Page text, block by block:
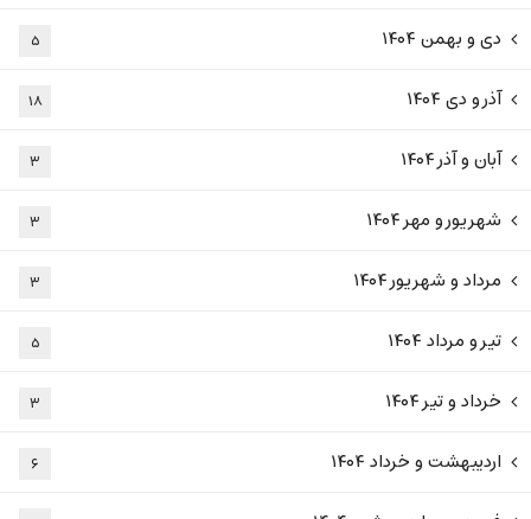
دی و بهمن ۱۴۰۴ ۵
آذر و دی ۱۴۰۴ ۱۸
آبان و آذر ۱۴۰۴ ۳
شهریور و مهر ۱۴۰۴ ۳
مرداد و شهریور ۱۴۰۴ ۳
تیر و مرداد ۱۴۰۴ ۵
خرداد و تیر ۱۴۰۴ ۳
اردیبهشت و خرداد ۱۴۰۴ ۶